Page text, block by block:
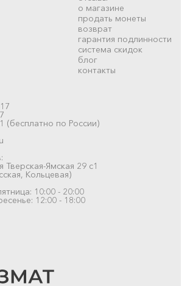
о магазине
продать монеты
возврат
гарантия подлинности
система скидок
блог
контакты
(бесплатно по России)
Тверская-Ямская 29 с1
Кольцевая)
10:00 - 20:00
12:00 - 18:00